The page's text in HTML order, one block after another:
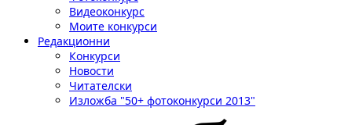
Видеоконкурс
Моите конкурси
Редакционни
Конкурси
Новости
Читателски
Изложба "50+ фотоконкурси 2013"